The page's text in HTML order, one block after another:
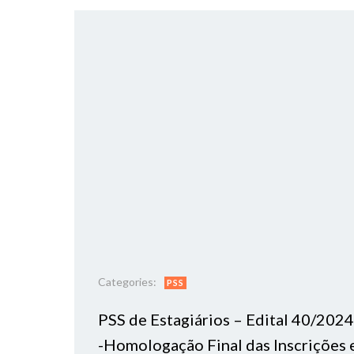
Categories: PSS
PSS de Estagiários – Edital 40/2024
-Homologação Final das Inscrições